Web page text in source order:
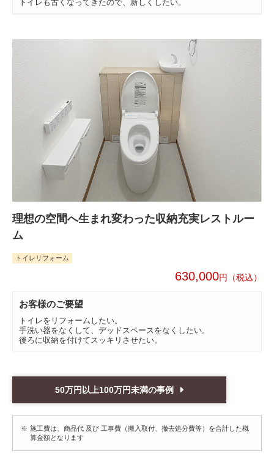
トイレも古くなってきたので、新しくしたい。
理想の空間へ生まれ変わった収納充実レストルー
ム
トイレリフォーム
630,000円
お客様のご要望
トイレをリフォームしたい。
手洗い器をなくして、デッドスペースをなくしたい。
後ろに収納を付けてスッキリさせたい。
50万円以上100万円未満の事例
施工費は、商品代 及び 工事費（搬入取付、撤去処分費等）を合計した概
算金額となります